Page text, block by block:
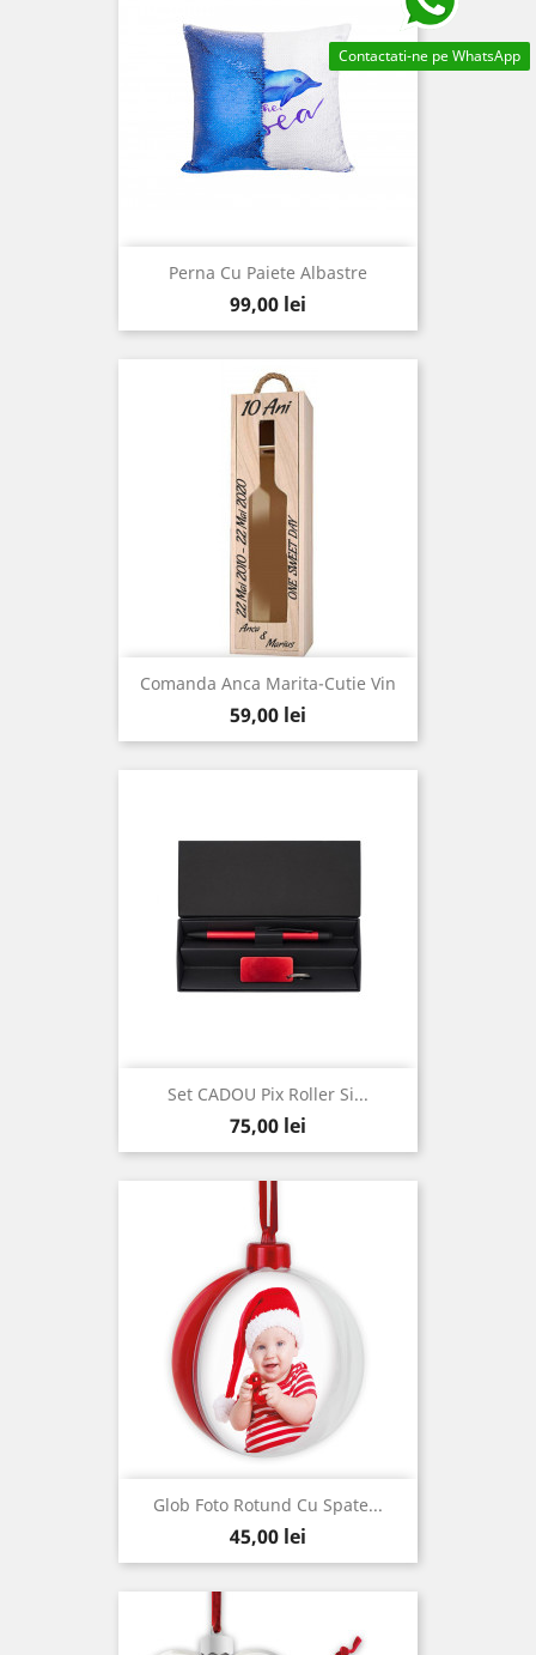
Perna Cu Paiete Albastre
Pret
99,00 lei
Comanda Anca Marita-Cutie Vin
Pret
59,00 lei
Set CADOU Pix Roller Si...
Pret
75,00 lei
Glob Foto Rotund Cu Spate...
Pret
45,00 lei
Contactati-ne pe WhatsApp